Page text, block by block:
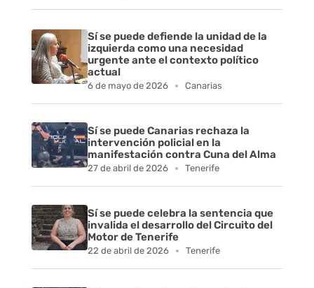
e
b
a
r
r
a
n
c
o
Sí se puede defiende la unidad de la
izquierda como una necesidad
urgente ante el contexto político
actual
6 de mayo de 2026 Canarias
Sí se puede Canarias rechaza la
intervención policial en la
manifestación contra Cuna del Alma
27 de abril de 2026 Tenerife
Sí se puede celebra la sentencia que
invalida el desarrollo del Circuito del
Motor de Tenerife
22 de abril de 2026 Tenerife